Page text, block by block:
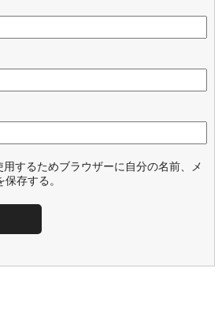
するためブラウザーに自分の名前、メ
存する。